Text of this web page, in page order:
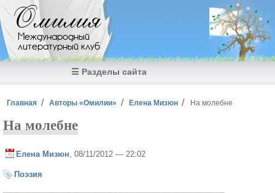
Перейти к основному содержанию
Омилия
Международный
литературный клуб
☰ Разделы сайта
Вы здесь
Главная Авторы «Омилии» Елена Мизюн На молебне
На молебне
Елена Мизюн , 08/11/2012 — 22:02
Поэзия